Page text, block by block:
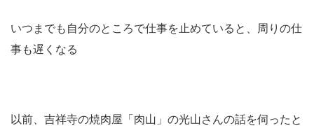
いつまでも自分のところで仕事を止めていると、周りの仕
事も遅くなる
以前、吉祥寺の焼肉屋「肉山」の光山さんの話を伺ったと